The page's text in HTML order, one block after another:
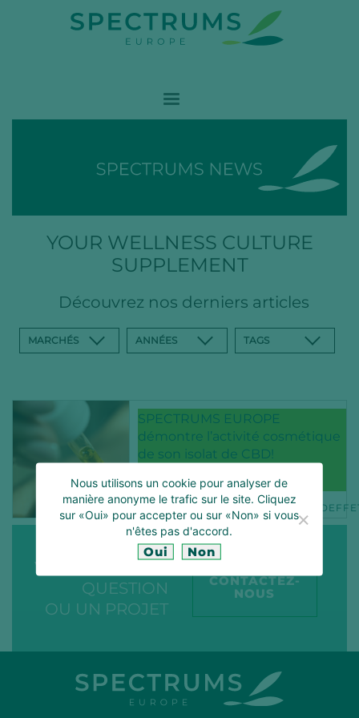
YOUR WELLNESS CULTURE
SUPPLEMENT
Découvrez nos derniers articles
MARCHÉS ANNÉES TAGS
SPECTRUMS EUROPE
démontre l’activité cosmétique
de son isolat de CBD!
CBD CBDCOSMETIQUE
VOUS AVEZ UNE
QUESTION
OU UN PROJET
CONTACTEZ-
NOUS
Nous utilisons un cookie pour analyser de
manière anonyme le trafic sur le site. Cliquez
sur «Oui» pour accepter ou sur «Non» si vous
n'êtes pas d'accord.
Oui Non